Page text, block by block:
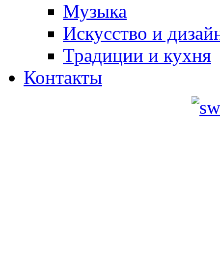
Музыка
Искусство и
Традиции и кухня
Контакты